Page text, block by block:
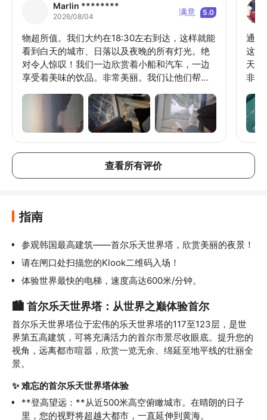
Marlin ********
2026/08/04 满意 5.0
物超所值。我们大约在18:30左右到达，这样就能
看到白天的城市、日落以及夜晚的所有灯光。绝
对令人惊叹！我们一边欣赏着小船和汽车，一边
享受着美味的饮品。非常美丽。我们让他们帮我
片是5000韩元。你会得到所有照片的二维码。如
果我的日程不那么忙，我明天还会再去。我真的
非常喜欢这里。
通过
这真
天文
非常
查看所有评价
指南
参观韩国最高建筑——首尔乐天世界塔，欣赏美丽的夜景！
请在闸口处扫描您的Klook二维码入场！
体验世界最快的电梯，速度高达600米/分钟。
🏙️ 首尔乐天世界塔：从世界之巅体验首尔
首尔乐天世界塔位于宏伟的乐天世界塔的117至123层，是世
界第五高建筑，可将充满活力的首尔市景尽收眼底。提升您的
视角，远离都市喧嚣，欣赏一览无余、绵延至地平线的壮丽全
景。
✨ 难忘的首尔乐天世界塔体验
**登高望远：**从近500米高空俯瞰城市。在晴朗的日子
里，您的视野将超越大都市，一直延伸到黄海。